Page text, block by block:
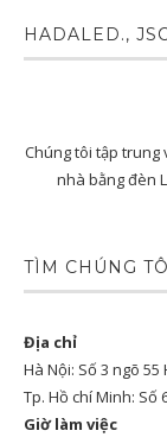
HADALED.,
Chúng tôi tập trung
nhà bằng đèn
TÌM CHÚNG
Địa chỉ
Hà Nội: Số 3 ngõ
Tp. Hồ chí Minh: Số
Giờ làm việc